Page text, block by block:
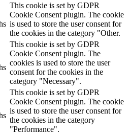
This cookie is set by GDPR
Cookie Consent plugin. The cookie
is used to store the user consent for
the cookies in the category "Other.
This cookie is set by GDPR
Cookie Consent plugin. The
cookies is used to store the user
consent for the cookies in the
category "Necessary".
This cookie is set by GDPR
Cookie Consent plugin. The cookie
is used to store the user consent for
the cookies in the category
"Performance".